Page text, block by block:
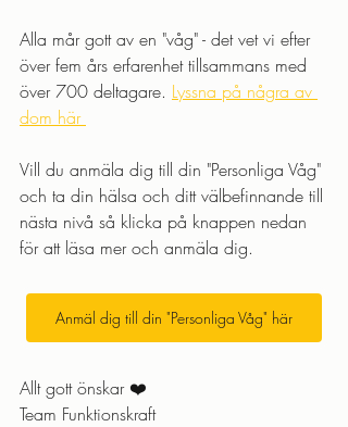
Alla mår gott av en "våg" - det vet vi efter
över fem års erfarenhet tillsammans med
över 700 deltagare. Lyssna på några av
dom här
Vill du anmäla dig till din "Personliga Våg"
och ta din hälsa och ditt välbefinnande till
nästa nivå så klicka på knappen nedan
för att läsa mer och anmäla dig.
Anmäl dig till din "Personliga Våg" här
Allt gott önskar ❤️
Team Funktionskraft